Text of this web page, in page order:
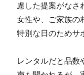
慮した提案がなさ
女性や、ご家族の
特別な日のためサ
レンタルだと品数